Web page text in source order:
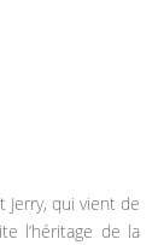
qui vient de
l’héritage de la